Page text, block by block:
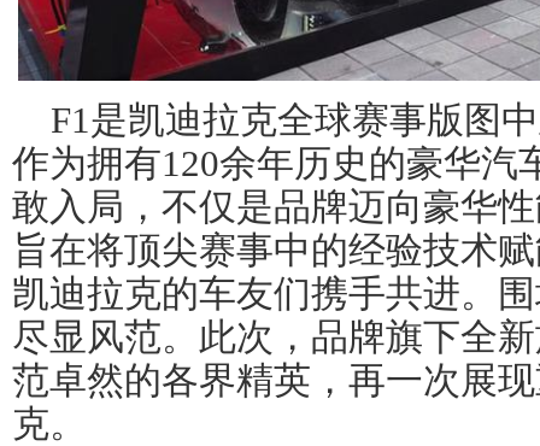
F1是凯迪拉克全球赛事版图
作为拥有120余年历史的豪华汽
敢入局，不仅是品牌迈向豪华
旨在将顶尖赛事中的经验技术
凯迪拉克的车友们携手共进。
尽显风范。此次，品牌旗下全
范卓然的各界精英，再一次展
克。